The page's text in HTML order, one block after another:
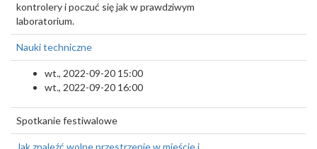
kontrolery i poczuć się jak w prawdziwym
laboratorium.
Nauki techniczne
wt., 2022-09-20 15:00
wt., 2022-09-20 16:00
Spotkanie festiwalowe
Jak znaleźć wolne przestrzenie w mieście i